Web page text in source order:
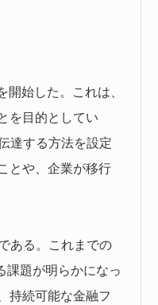
始した。これは、
を目的としてい
達する方法を設定
とや、企業が移行
ある。これまでの
課題が明らかになっ
持続可能な金融フ